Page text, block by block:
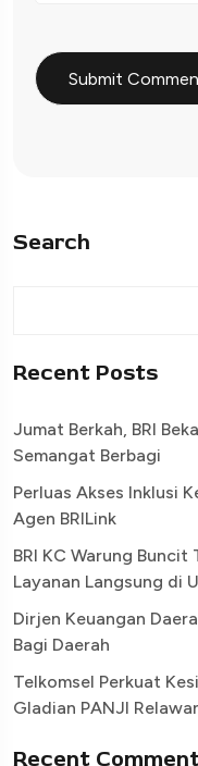
Search
Recent Posts
Jumat Berkah, BRI
Semangat Berbagi
Perluas Akses Inklusi
Agen BRILink
BRI KC Warung
Layanan Langsung di
Dirjen Keuangan
Bagi Daerah
Telkomsel Perkuat
Gladian PANJI
Recent